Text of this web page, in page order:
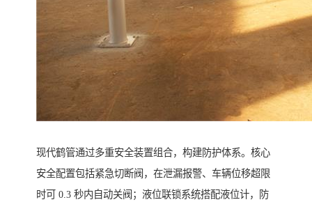
现代鹤管通过多重安全装置组合，构建防护体系。核心
安全配置包括紧急切断阀，在泄漏报警、车辆位移超限
时可 0.3 秒内自动关阀；液位联锁系统搭配液位计，防